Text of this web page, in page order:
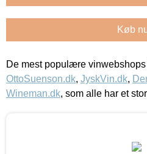
Køb
De mest populære
OttoSuenson.dk, JyskVin.dk,
Wineman.dk, som alle har et